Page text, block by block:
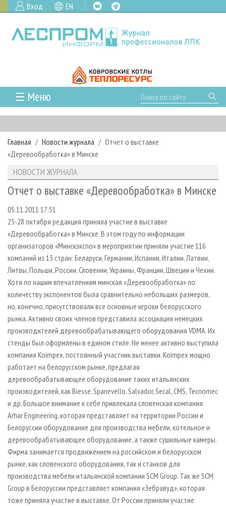
Вход EN
☰ Меню
ГЛАВНАЯ
РУБРИКИ И ТЕМЫ
РУБРИКИ ЖУРНАЛА
ЛЕСОЗАГОТОВКА
ЛЕСОПИЛЕНИЕ
ДЕРЕВООБРАБОТКА
СУШКА ДРЕВЕСИНЫ
ПРОИЗВОДСТВО ДРЕВЕСНЫХ ПЛИТ
ДЕРЕВЯННОЕ ДОМОСТРОЕНИЕ
ПРОИЗВОДСТВО МЕБЕЛИ
БИОЭНЕРГЕТИКА
ЦБП
ИНСТРУМЕНТ И МАТЕРИАЛЫ
НОВОСТИ
НОВОСТИ ЛПК
НОВОСТИ КОМПАНИЙ
ПРОЕКТЫ ЛПИ
АНАЛИТИКА
ЛЕСНЫЕ РЕГИОНЫ РОССИИ
ПЕРСОНЫ
МОБИЛЬНЫЕ ВЫСТАВКИ
ОФИЦИАЛЬНЫЕ ДЕЛЕГАЦИИ
ПРИОРИТЕТНЫЕ ИНВЕСТПРОЕКТЫ
RUSSIAN FORESTRY REVIEW
ГАЗЕТА ЛЕСПРОМФОРУМ
БИБЛИОТЕКА СПЕЦИАЛИСТА
СТАТЬИ
ПОДПИСКА
КОНТАКТЫ
РЕКЛАМОДАТЕЛЯМ
РЕКЛАМА
РЕКЛАМА НА САЙТЕ
Главная Новости журнала
Отчет о выставке
«Деревообработка» в Минске
НОВОСТИ ЖУРНАЛА
Отчет о выставке «Деревообработка» в Минске
05.11.2011 17:51
25-28 октября редакция приняла участие в выставке
«Деревообработка» в Минске. В этом году по информации
организаторов «Минскэкспо» в мероприятии приняли участие 116
компаний из 13 стран: Беларуси, Германии, Испании, Италии, Латвии,
Литвы, Польши, России, Словении, Украины, Франции, Швеции и Чехии.
Хотя по нашим впечатлениям минская «Деревообработка» по
количеству экспонентов была сравнительно небольших размеров,
но, конечно, присутствовали все основные игроки белорусского
рынка. Активно своих членов представила ассоциация немецких
производителей деревообрабатывающего оборудования VDMA. Их
стенды был оформлены в едином стиле. Не менее активно выступила
компания Koimpex, постоянный участник выставки. Koimpex мощно
работает на белорусском рынке, предлагая
деревообрабатывающее оборудование таких итальянских
производителей, как Biesse, Spanevello, Salvador, Secal, CMS, Tecnomec
и др. Большое внимание к себе привлекала словенская компания
Arhar Engineering, которая представляет на территории России и
Белоруссии оборудование для производства мебели, котельное и
деревообрабатывающее оборудование, а также сушильные камеры.
Фирма занимается продвижением на российском и белорусском
рынке, как словенского оборудования, так и станков для
производства мебели итальянской компании SCM Group. Так же SCM
Group в Белоруссии представляет компания «Зебравуд», которая
тоже приняла участие в выставке. От России приняли участие